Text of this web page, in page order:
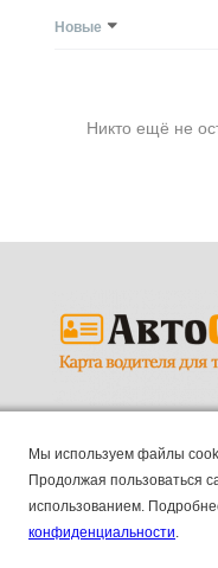
Новые
Никто ещё не
ПК "АВТООКА", ИНН
ОГРН
Основные
Мы используем файлы
Продолжая пользоваться
использованием.
конфиденциальности.